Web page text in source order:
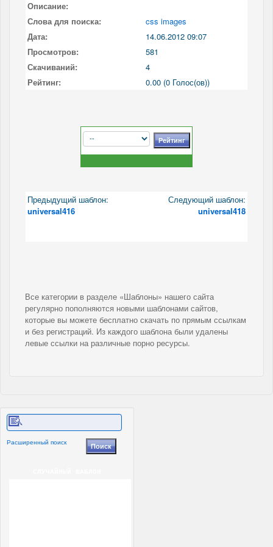
Описание:
Слова для поиска:
css images
Дата:
14.06.2012 09:07
Просмотров:
581
Скачиваний:
4
Рейтинг:
0.00 (0 Голос(ов))
Предыдущий шаблон:
universal416
Следующий шаблон:
universal418
Все категории в разделе «Шаблоны» нашего сайта
регулярно пополняются новыми шаблонами сайтов,
которые вы можете бесплатно скачать по прямым ссылкам
и без регистраций. Из каждого шаблона были удалены
левые ссылки на различные порно ресурсы.
Расширенный поиск